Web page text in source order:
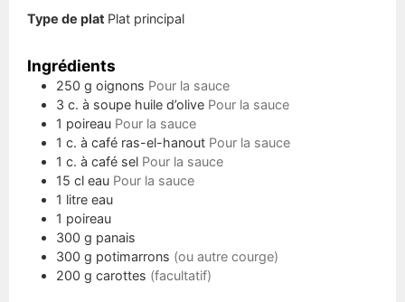
Type de plat Plat principal
Ingrédients
250 g oignons Pour la sauce
3 c. à soupe huile d’olive Pour la sauce
1 poireau Pour la sauce
1 c. à café ras-el-hanout Pour la sauce
1 c. à café sel Pour la sauce
15 cl eau Pour la sauce
1 litre eau
1 poireau
300 g panais
300 g potimarrons (ou autre courge)
200 g carottes (facultatif)